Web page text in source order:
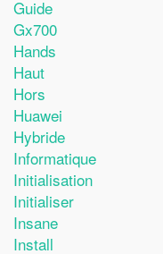
Guide
Gx700
Hands
Haut
Hors
Huawei
Hybride
Informatique
Initialisation
Initialiser
Insane
Install